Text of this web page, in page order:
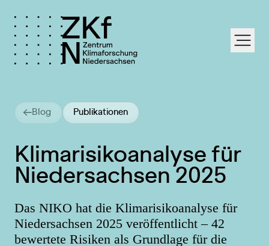
Blog Publikationen
Klimarisikoanalyse für
Niedersachsen 2025
Das NIKO hat die Klimarisikoanalyse für
Niedersachsen 2025 veröffentlicht – 42
bewertete Risiken als Grundlage für die